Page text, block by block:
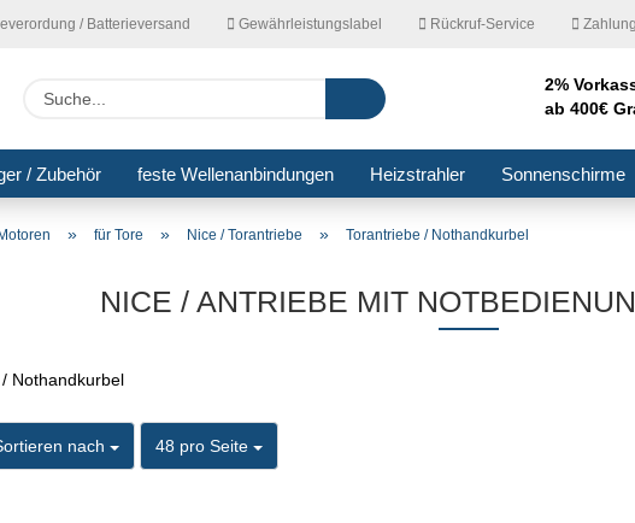
/ Batterieversand Gewährleistungslabel Rückruf-Service
Lieferland
Suche...
2%
ab 400€
/ Zubehör feste Wellenanbindungen Heizstrahler Sonnenschirme
» für Tore » Nice / Torantriebe » Torantriebe / Nothandkurbel
NICE / ANTRIEBE MIT
nach
nach 48 pro Seite
pro Seite